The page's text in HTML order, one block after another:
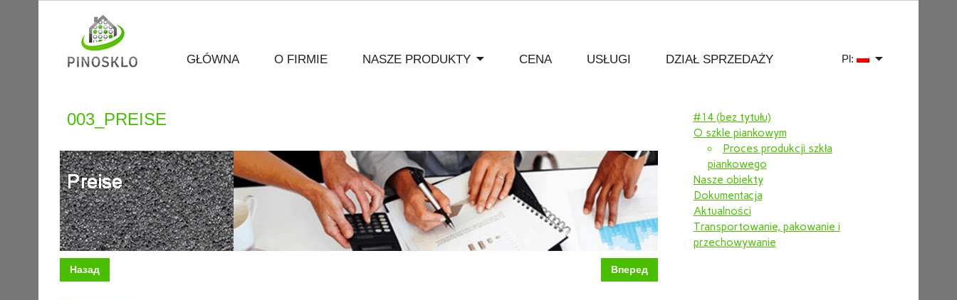
GŁÓWNA O FIRMIE NASZE PRODUKTY CENA USŁUGI DZIAŁ SPRZEDAŻY Pl:
003_PREISE
Назад Вперед
#14 (bez tytułu)
O szkle piankowym
Proces produkcji szkła
piankowego
Nasze obiekty
Dokumentacja
Aktualności
Transportowanie, pakowanie i
przechowywanie